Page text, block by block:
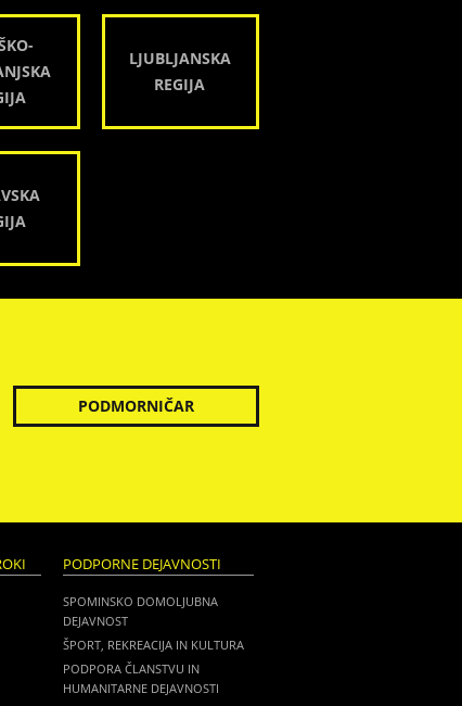
LJUBLJANSKA
REGIJA
PODMORNIČAR
PODPORNE DEJAVNOSTI
SPOMINSKO DOMOLJUBNA
DEJAVNOST
ŠPORT, REKREACIJA IN KULTURA
PODPORA ČLANSTVU IN
HUMANITARNE DEJAVNOSTI